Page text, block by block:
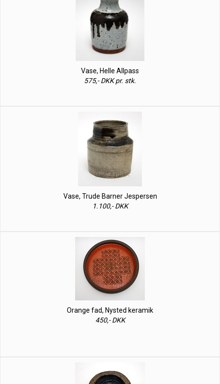
Vase, Helle Allpass
575,- DKK pr. stk.
Vase, Trude Barner Jespersen
1.100,- DKK
Orange fad, Nysted keramik
450,- DKK